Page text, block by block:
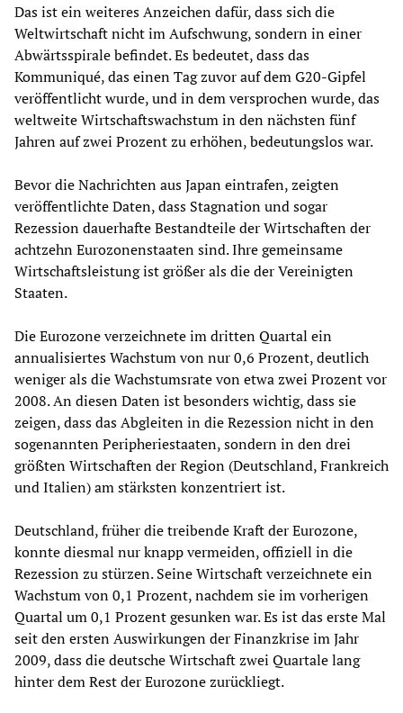
Das ist ein weiteres Anzeichen dafür, dass sich die
Weltwirtschaft nicht im Aufschwung, sondern in einer
Abwärtsspirale befindet. Es bedeutet, dass das
Kommuniqué, das einen Tag zuvor auf dem G20-Gipfel
veröffentlicht wurde, und in dem versprochen wurde, das
weltweite Wirtschaftswachstum in den nächsten fünf
Jahren auf zwei Prozent zu erhöhen, bedeutungslos war.
Bevor die Nachrichten aus Japan eintrafen, zeigten
veröffentlichte Daten, dass Stagnation und sogar
Rezession dauerhafte Bestandteile der Wirtschaften der
achtzehn Eurozonenstaaten sind. Ihre gemeinsame
Wirtschaftsleistung ist größer als die der Vereinigten
Staaten.
Die Eurozone verzeichnete im dritten Quartal ein
annualisiertes Wachstum von nur 0,6 Prozent, deutlich
weniger als die Wachstumsrate von etwa zwei Prozent vor
2008. An diesen Daten ist besonders wichtig, dass sie
zeigen, dass das Abgleiten in die Rezession nicht in den
sogenannten Peripheriestaaten, sondern in den drei
größten Wirtschaften der Region (Deutschland, Frankreich
und Italien) am stärksten konzentriert ist.
Deutschland, früher die treibende Kraft der Eurozone,
konnte diesmal nur knapp vermeiden, offiziell in die
Rezession zu stürzen. Seine Wirtschaft verzeichnete ein
Wachstum von 0,1 Prozent, nachdem sie im vorherigen
Quartal um 0,1 Prozent gesunken war. Es ist das erste Mal
seit den ersten Auswirkungen der Finanzkrise im Jahr
2009, dass die deutsche Wirtschaft zwei Quartale lang
hinter dem Rest der Eurozone zurückliegt.